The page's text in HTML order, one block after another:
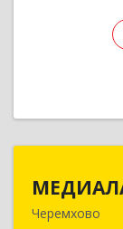
Черемхово
665413,